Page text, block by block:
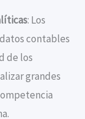
: Los
contables
de los
grandes